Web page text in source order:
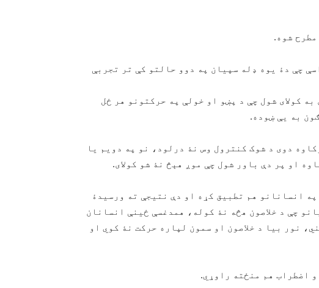
چې دۀ یوه ډله سپیان په دوو حالتو کې تر تجربې
کولای شول چې د پښو او خولې په حرکتونو هر ځل
به یې ښوده.
دوی د شوک کنترول وس نۀ درلود، نو په دویم یا
او پر دې باور شول چې موږ هېڅ نۀ شو کولای.
انسانانو هم تطبیق کړه او دې نتیجې ته ورسیدۀ
چې د خلاصون هڅه نۀ کوله، همدغسې ځینې انسانان
نور بیا د خلاصون او سمون لپاره حرکت نۀ کوي او
اضطراب هم منځته راوړي.